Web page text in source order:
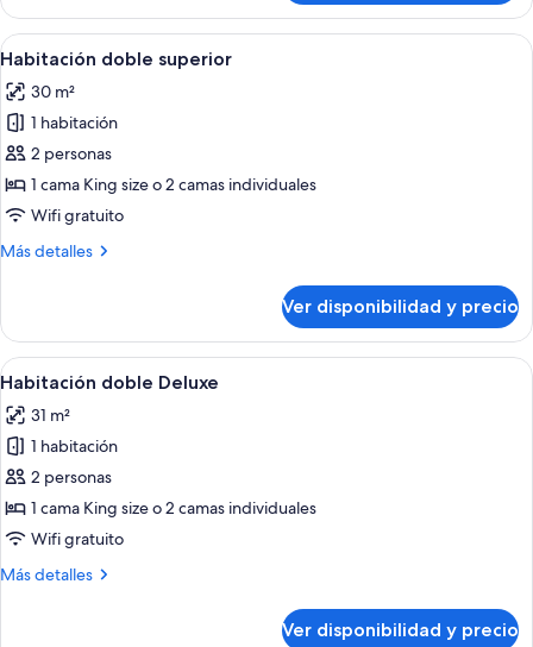
doble
superior
de
individual
Ver
todas
las
fotos
de
Habitación
doble
Habitación de hotel con una cama
4
Habitación doble superior
30 m²
1 habitación
2 personas
1 cama King size o 2 camas individuales
Wifi gratuito
Más detalles
Más
doble
superior
Ver disponibilidad y precio
Ver
todas
las
fotos
de
Habitación
doble
Habitación de hotel con una cama
4
Habitación doble Deluxe
31 m²
1 habitación
2 personas
1 cama King size o 2 camas individuales
Wifi gratuito
Más detalles
Más
Ver disponibilidad y precio